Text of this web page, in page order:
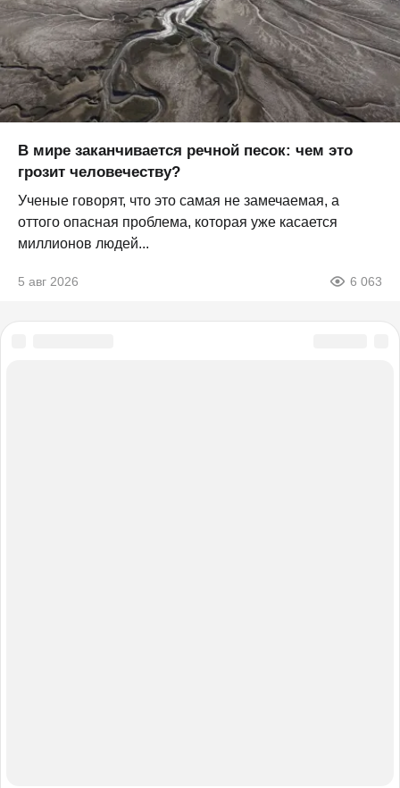
В мире заканчивается речной песок: чем это
грозит человечеству?
Ученые говорят, что это самая не замечаемая, а
оттого опасная проблема, которая уже касается
миллионов людей...
5 авг 2026 6 063